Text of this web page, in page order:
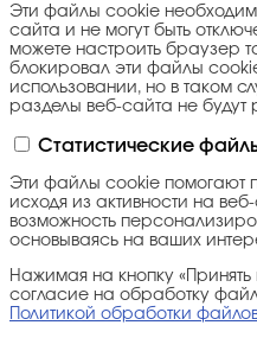
Эти файлы cookie
сайта и не могут быть
можете настроить браузер
блокировал эти файлы
использовании, но в таком
разделы веб-сайта не будут
Статистические
Эти файлы cookie помогают
исходя из активности на
возможность
основываясь на ваших
Нажимая на кнопку
согласие на обработку
Политикой обработки